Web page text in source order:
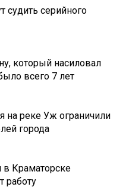
судить серийного
который насиловал
всего 7 лет
на реке Уж ограничили
города
в Краматорске
работу